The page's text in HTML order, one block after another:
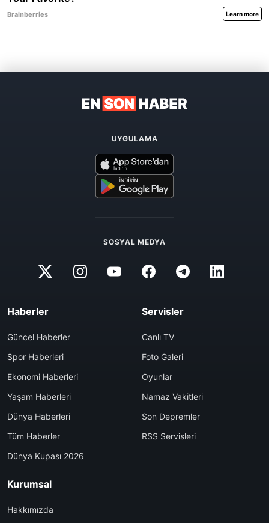
UYGULAMA
SOSYAL MEDYA
Haberler
Güncel Haberler
Spor Haberleri
Ekonomi Haberleri
Yaşam Haberleri
Dünya Haberleri
Tüm Haberler
Dünya Kupası 2026
Servisler
Canlı TV
Foto Galeri
Oyunlar
Namaz Vakitleri
Son Depremler
RSS Servisleri
Kurumsal
Hakkımızda